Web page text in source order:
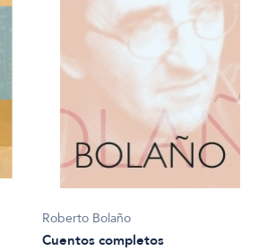
Roberto Bolaño
Cuentos completos